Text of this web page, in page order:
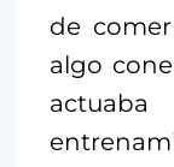
de
algo